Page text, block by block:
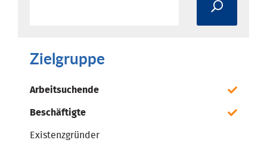
Zielgruppe
Arbeitsuchende
Beschäftigte
Existenzgründer